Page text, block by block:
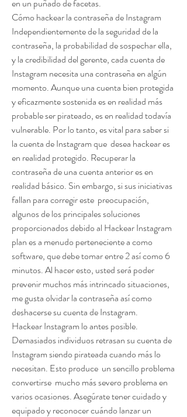
en un puñado de facetas.
Cómo hackear la contraseña de Instagram
Independientemente de la seguridad de la
contraseña, la probabilidad de sospechar ella,
y la credibilidad del gerente, cada cuenta de
Instagram necesita una contraseña en algún
momento. Aunque una cuenta bien protegida
y eficazmente sostenida es en realidad más
probable ser pirateado, es en realidad todavía
vulnerable. Por lo tanto, es vital para saber si
la cuenta de Instagram que  desea hackear es
en realidad protegido. Recuperar la
contraseña de una cuenta anterior es en
realidad básico. Sin embargo, si sus iniciativas
fallan para corregir este  preocupación,
algunos de los principales soluciones
proporcionados debido al Hackear Instagram
plan es a menudo perteneciente a como
software, que debe tomar entre 2 así como 6
minutos. Al hacer esto, usted será poder
prevenir muchos más intrincado situaciones,
me gusta olvidar la contraseña así como
deshacerse su cuenta de Instagram.
Hackear Instagram lo antes posible.
Demasiados individuos retrasan su cuenta de
Instagram siendo pirateada cuando más lo
necesitan. Esto produce  un sencillo problema
convertirse  mucho más severo problema en
varios ocasiones. Asegúrate tener cuidado y
equipado y reconocer cuándo lanzar un